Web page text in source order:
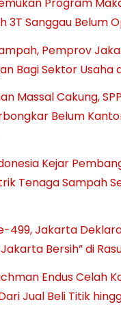
3T Sanggau Belum
Pemprov
Bagi Sektor Usaha
Massal Cakung,
Belum
Kejar
Tenaga Sampah
499, Jakarta
Bersih” di
Endus Celah
Jual Beli Titik